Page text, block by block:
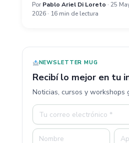
Por Pablo Ariel Di Loreto · 25
2026 · 16 min de lectura
NEWSLETTER MUG
Recibí lo mejor en tu
Noticias, cursos y workshops